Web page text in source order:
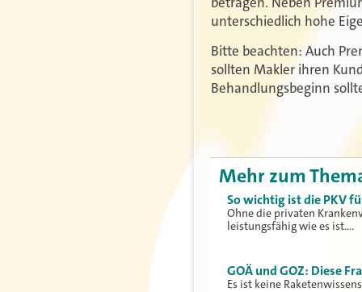
unterschiedlich hohe
Bitte beachten: Auch
sollten Makler ihren
Behandlungsbeginn
Mehr zum
So wichtig ist die PKV
Ohne die privaten
leistungsfähig wie es ist.…
GOÄ und GOZ: Diese
Es ist keine